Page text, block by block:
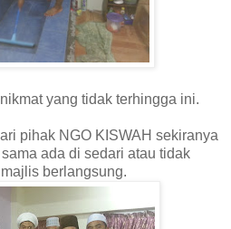
yang tidak terhingga ini.
pihak NGO KISWAH sekiranya
ada di sedari atau tidak
berlangsung.